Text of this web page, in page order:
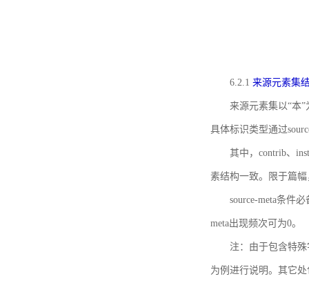
6.2.1 来源元素集
来源元素集以“本
具体标识类型通过
其中，contrib、
素结构一致。限于篇
source-meta条件
meta出现频次可为0。
注：由于包含特殊
为例进行说明。其它